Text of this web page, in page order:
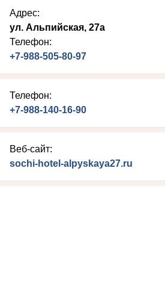
Адрес:
ул. Альпийская, 27а
Телефон:
+7-988-505-80-97
Телефон:
+7-988-140-16-90
Веб-сайт:
sochi-hotel-alpyskaya27.ru